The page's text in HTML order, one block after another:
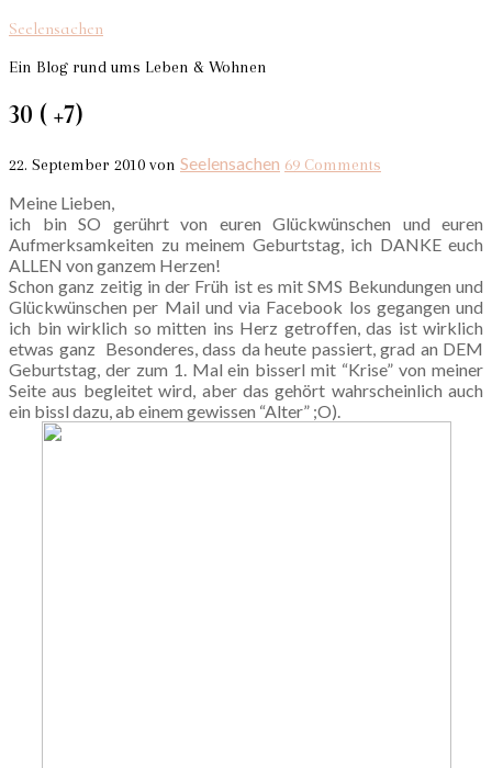
Seelensachen
Ein Blog rund ums Leben & Wohnen
30 ( +7)
22. September 2010 von Seelensachen 69 Comments
Meine Lieben,
ich bin SO gerührt von euren Glückwünschen und euren
Aufmerksamkeiten zu meinem Geburtstag, ich DANKE euch
ALLEN von ganzem Herzen!
Schon ganz zeitig in der Früh ist es mit SMS Bekundungen und
Glückwünschen per Mail und via Facebook los gegangen und
ich bin wirklich so mitten ins Herz getroffen, das ist wirklich
etwas ganz Besonderes, dass da heute passiert, grad an DEM
Geburtstag, der zum 1. Mal ein bisserl mit “Krise” von meiner
Seite aus begleitet wird, aber das gehört wahrscheinlich auch
ein bissl dazu, ab einem gewissen “Alter” ;O).